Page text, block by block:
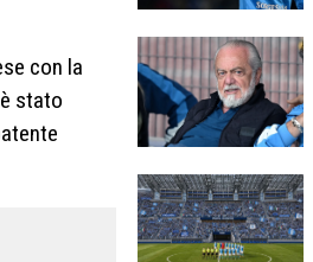
con la
stato